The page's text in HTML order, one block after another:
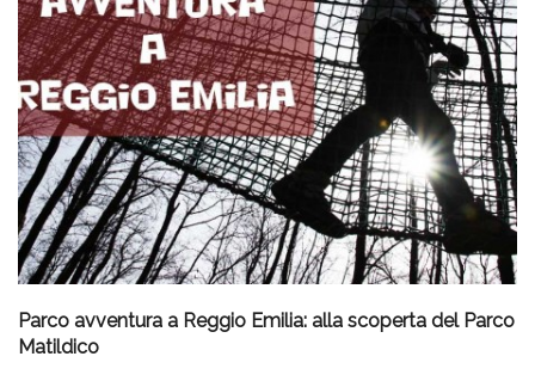
Parco avventura a Reggio Emilia: alla scoperta del Parco
Matildico